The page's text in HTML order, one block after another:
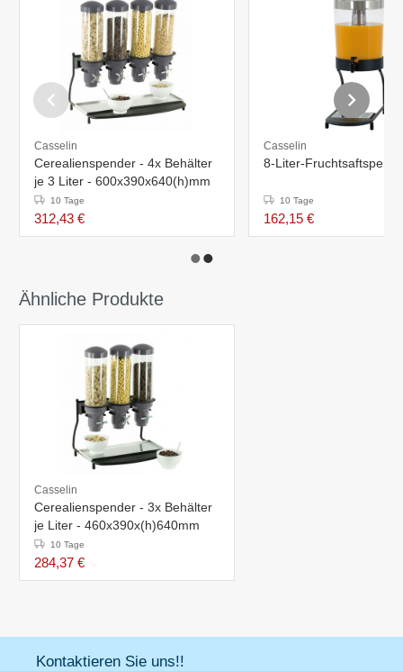
Casselin
Cerealienspender - 4x Behälter
je 3 Liter - 600x390x640(h)mm
10 Tage
312,43 €
Casselin
8-Liter-
10 Tage
162,15 €
Ähnliche Produkte
Casselin
Cerealienspender - 3x Behälter
je Liter - 460x390x(h)640mm
10 Tage
284,37 €
Kontaktieren Sie uns!!